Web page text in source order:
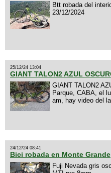
Btt robada del
23/12/2024
25/12/24 13:04
GIANT TALON2 AZUL
GIANT TALON2
Parque, CABA, el
am, hay video del
24/12/24 08:41
Bici robada en Monte Grande
Fuji Nevada gris